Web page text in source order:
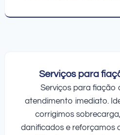
Serviços para
Serviços para fiação
atendimento imediato.
corrigimos
danificados e reforçamos